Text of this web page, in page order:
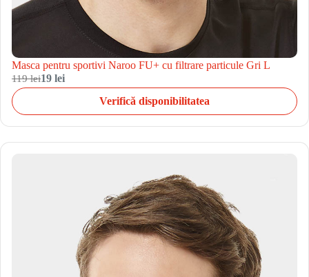
Masca pentru sportivi Naroo FU+ cu filtrare particule Gri L
119 lei19 lei
Verifică disponibilitatea